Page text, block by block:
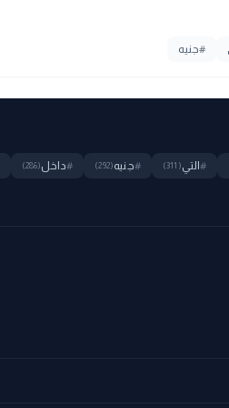
#جنيه
#التي(311)
#جنيه(292)
#داخل(286)